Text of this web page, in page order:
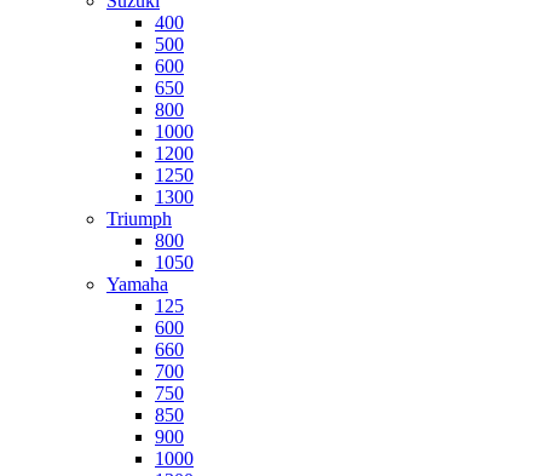
400
500
600
650
800
1000
1200
1250
1300
Triumph
800
1050
Yamaha
125
600
660
700
750
850
900
1000